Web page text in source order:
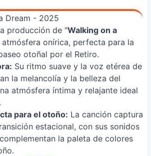
Dream - 2025
producción de "Walking on a
atmósfera onírica, perfecta para la
otoñal por el Retiro.
Su ritmo suave y la voz etérea de
la melancolía y la belleza del
atmósfera íntima y relajante ideal
para el otoño: La canción captura
estacional, con sus sonidos
la paleta de colores